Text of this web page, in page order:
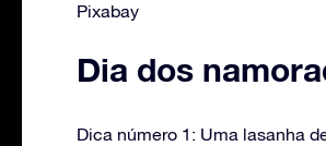
Pixabay
Dia dos
‌Dica número 1: Uma lasanha